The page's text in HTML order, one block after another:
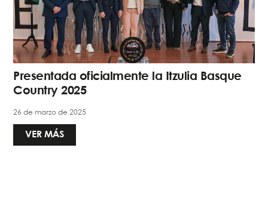
Presentada oficialmente la Itzulia Basque
Country 2025
26 de marzo de 2025
VER MÁS